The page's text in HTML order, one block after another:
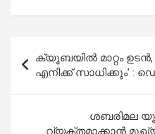
navigation
ക്യൂബയിൽ മാറ്റം
എനിക്ക് സാധിക്കും’ :
ശബരിമല
വ്യക്തമാക്കാന്‍